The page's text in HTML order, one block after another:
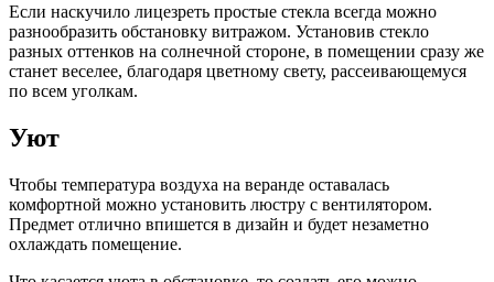
Если наскучило лицезреть простые стекла всегда можно
разнообразить обстановку витражом. Установив стекло
разных оттенков на солнечной стороне, в помещении сразу же
станет веселее, благодаря цветному свету, рассеивающемуся
по всем уголкам.
Уют
Чтобы температура воздуха на веранде оставалась
комфортной можно установить люстру с вентилятором.
Предмет отлично впишется в дизайн и будет незаметно
охлаждать помещение.